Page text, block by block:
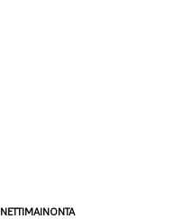
NETTIMAINONTA